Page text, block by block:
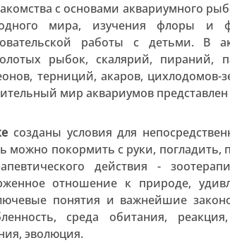
с основами аквариумного
мира, изучения флоры и
работы с детьми. В
рыбок, скалярий, пираний,
терниций, акаров, цихлодомов-
мир аквариумов
созданы условия для
можно покормить с руки,
действия -
отношение к природе,
понятия и важнейшие
среда обитания,
эволюция.